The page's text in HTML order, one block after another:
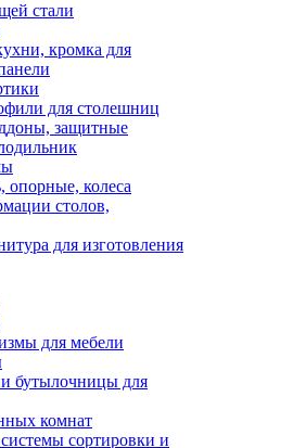
стали
кромка для
для столешниц
защитные
колеса
столов,
для изготовления
для мебели
бутылочницы для
комнат
сортировки и